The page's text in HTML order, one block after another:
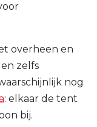
overheen en
zelfs
nog
: elkaar de tent
bij.